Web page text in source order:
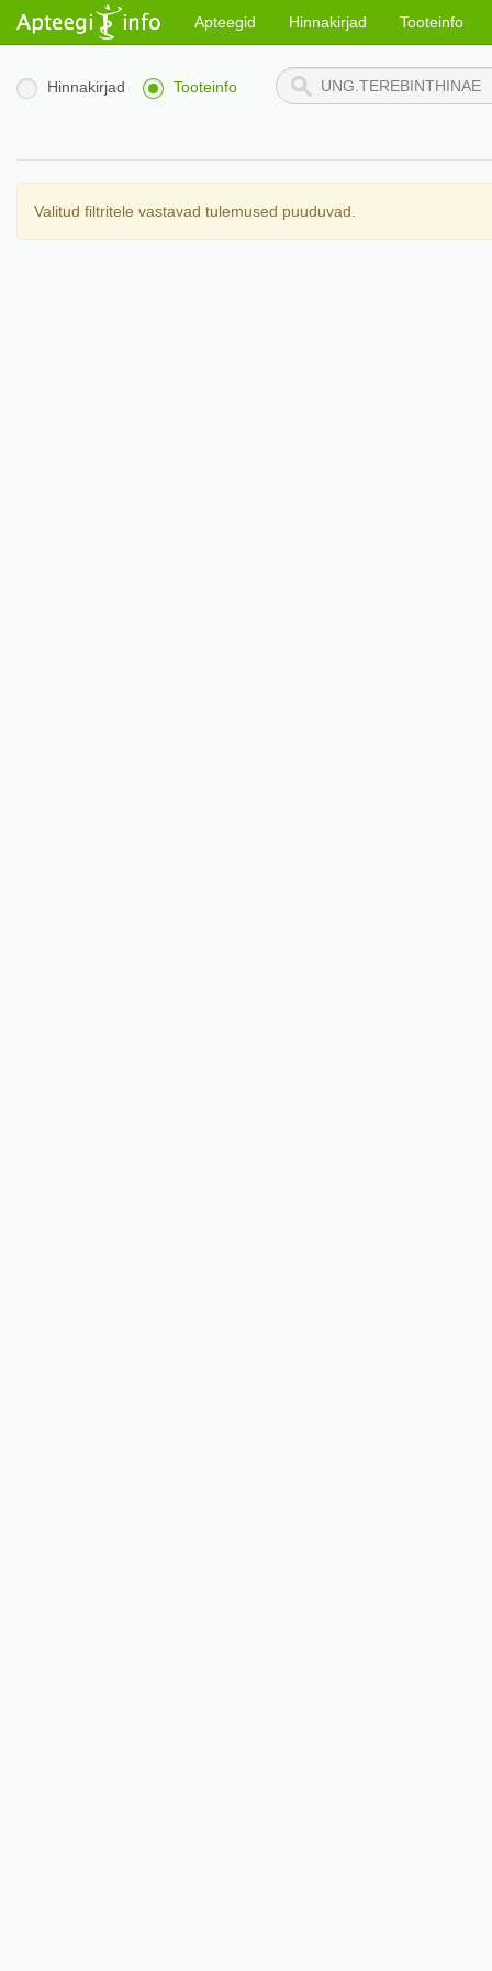
Apteegid Hinnakirjad Tooteinfo
Hinnakirjad Tooteinfo
Valitud filtritele vastavad tulemused puuduvad.